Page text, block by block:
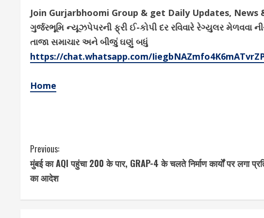
Join Gurjarbhoomi Group & get Daily Updates, News
ગુર્જરભૂમિ ન્યૂઝપેપરની ફ્રી ઈ-કોપી દર રવિવારે રેગ્યુલર
તાજા સમાચાર અને બીજું ઘણું બધું
https://chat.whatsapp.com/
Home
C
o
Previous:
मुंबई का AQI पहुंचा 200 के पार, GRAP-4 के चलते निर्माण कार्यों पर लगा
का आदेश